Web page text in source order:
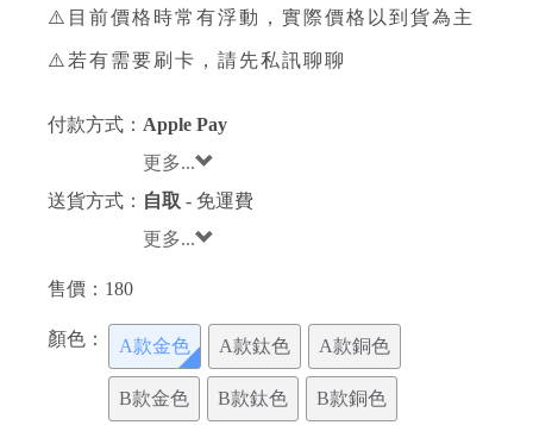
⚠️目前價格時常有浮動，實際價格以到貨為主
⚠️若有需要刷卡，請先私訊聊聊
付款方式： Apple Pay
更多...
送貨方式： 自取 - 免運費
更多...
售價： 180
顏色： A款金色 A款鈦色 A款銅色
B款金色 B款鈦色 B款銅色